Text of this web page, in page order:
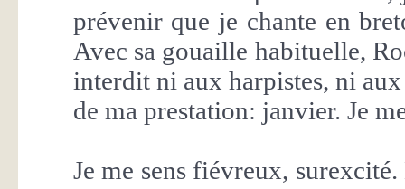
prévenir que je chante en
Avec sa gouaille habituelle,
interdit ni aux harpistes, ni
de ma prestation: janvier. Je
Je me sens fiévreux,